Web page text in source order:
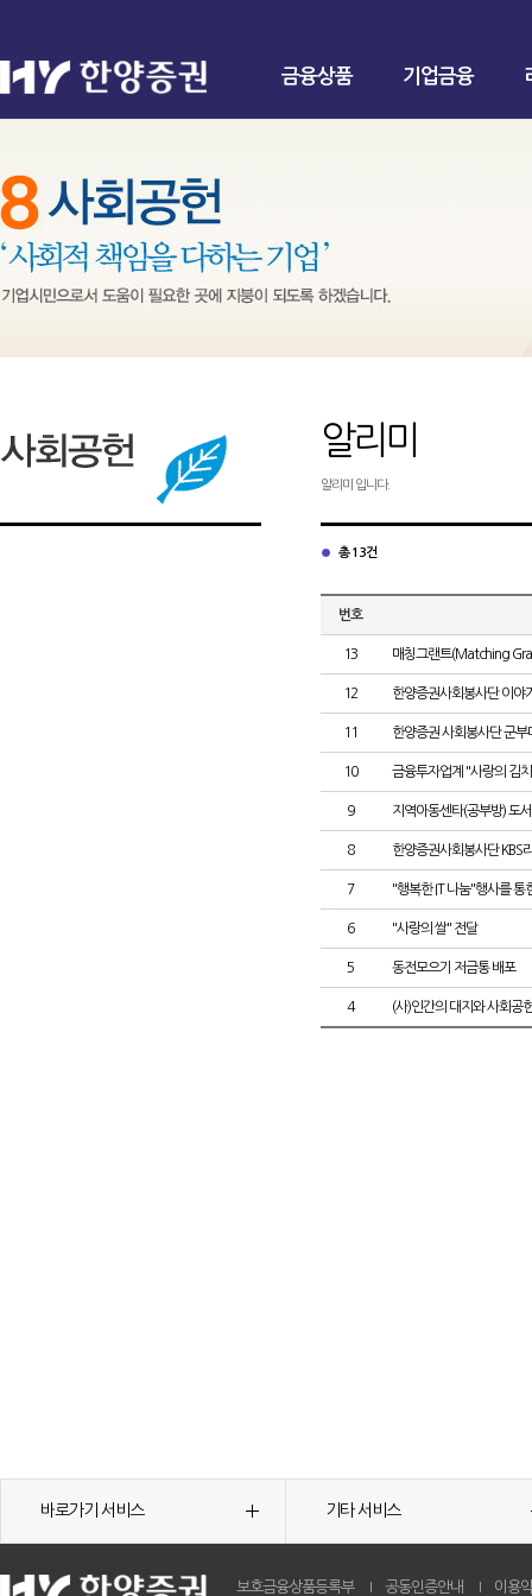
금융상품 기업금융
알리미
알리미 입니다.
총 13건
번호
13 매칭그랜트(Matching
12 한양증권사회봉사단 이야
11 한양증권 사회봉사단 군부
10 금융투자업계 "사랑의 김
9 지역아동센타(공부방) 도
8 한양증권사회봉사단 KBS
7 "행복한 IT 나눔"행사를 통
6 "사랑의 쌀" 전달
5 동전모으기 저금통 배포
4 (사)인간의 대지와 사회공
바로가기 서비스 기타 서비스
보호금융상품등록부 공동인증안내 이용